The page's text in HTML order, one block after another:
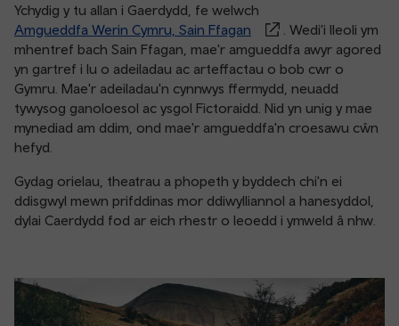
Ychydig y tu allan i Gaerdydd, fe welwch
Amgueddfa Werin Cymru, Sain Ffagan
. Wedi'i lleoli ym
mhentref bach Sain Ffagan, mae'r amgueddfa awyr agored
yn gartref i lu o adeiladau ac arteffactau o bob cwr o
Gymru. Mae'r adeiladau'n cynnwys ffermydd, neuadd
tywysog ganoloesol ac ysgol Fictoraidd. Nid yn unig y mae
mynediad am ddim, ond mae'r amgueddfa'n croesawu cŵn
hefyd.
Gydag orielau, theatrau a phopeth y byddech chi'n ei
ddisgwyl mewn prifddinas mor ddiwylliannol a hanesyddol,
dylai Caerdydd fod ar eich rhestr o leoedd i ymweld â nhw.